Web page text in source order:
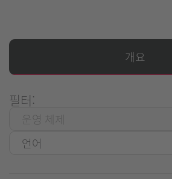
개요
필터: